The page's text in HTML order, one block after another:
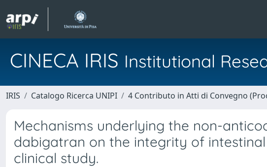
CINECA IRIS Institutional
IRIS Catalogo Ricerca UNIPI 4 Contributo in Atti di Convegno
Mechanisms underlying the non-
dabigatran on the integrity of
clinical study.